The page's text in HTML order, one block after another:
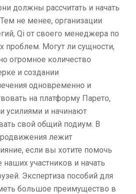
должны рассчитать и начать
не менее, организации
Qi от своего менеджера по
проблем. Могут ли сущности,
огромное количество
и создании
одновременно и
на платформу Парето,
усилиями и начинают
свой общий подиум. В
лежит
если вы хотите помочь
участников и начать
Экспертиза пособий для
большое преимущество в